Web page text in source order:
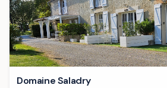
Domaine Saladry